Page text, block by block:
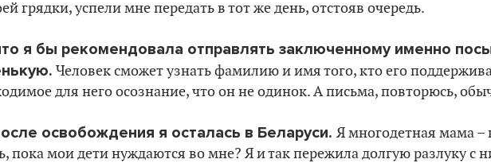
грядки, успели мне передать в тот же день, отстояв очередь.
я бы рекомендовала отправлять заключенному именно
Человек сможет узнать фамилию и имя того, кто его
для него осознание, что он не одинок. А письма, повторюсь,
освобождения я осталась в Беларуси. Я многодетная мама –
пока мои дети нуждаются во мне? Я и так пережила долгую разлуку с